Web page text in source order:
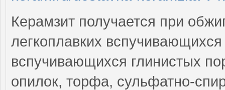
Керамзит получается при
легкоплавких
вспучивающихся глинистых
опилок, торфа, сульфатно-